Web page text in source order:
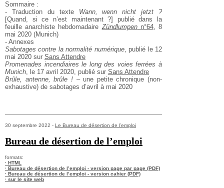
Sommaire :
- Traduction du texte Wann, wenn nicht jetzt ?
[Quand, si ce n’est maintenant ?] publié dans la
feuille anarchiste hebdomadaireZündlumpenn°64, 8
mai 2020 (Munich)
- Annexes
Sabotages contre la normalité numérique, publié le 12
mai 2020 sur Sans Attendre
Promenades incendiaires le long des voies ferrées à
Munich, le 17 avril 2020, publié sur Sans Attendre
Brûle, antenne, brûle !– une petite chronique (non-
exhaustive) de sabotages d’avril à mai 2020
30 septembre 2022 - Le Bureau de désertion de l’emploi
Bureau de désertion de l’emploi
formats:
· HTML
· Bureau de désertion de l’emploi - version page par page (PDF)
· Bureau de désertion de l’emploi - version cahier (PDF)
· sur le site web